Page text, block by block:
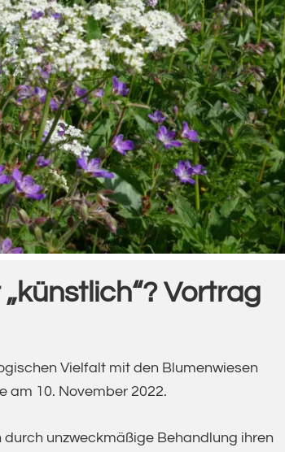
Vortrag
Vielfalt mit den Blumenwiesen
am 10. November 2022.
unzweckmäßige Behandlung ihren